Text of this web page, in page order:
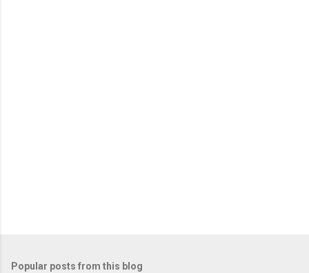
Popular posts from this blog